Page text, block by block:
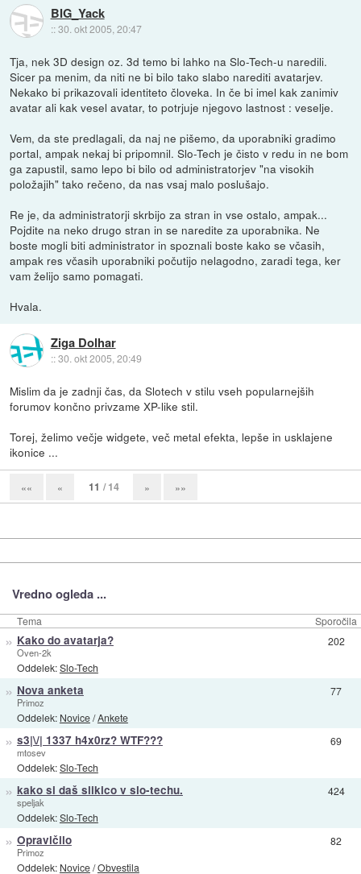
BIG_Yack
::30. okt 2005, 20:47
Tja, nek 3D design oz. 3d temo bi lahko na Slo-Tech-u naredili.
Sicer pa menim, da niti ne bi bilo tako slabo narediti avatarjev.
Nekako bi prikazovali identiteto človeka. In če bi imel kak zanimiv
avatar ali kak vesel avatar, to potrjuje njegovo lastnost : veselje.
Vem, da ste predlagali, da naj ne pišemo, da uporabniki gradimo
portal, ampak nekaj bi pripomnil. Slo-Tech je čisto v redu in ne bom
ga zapustil, samo lepo bi bilo od administratorjev "na visokih
položajih" tako rečeno, da nas vsaj malo poslušajo.
Re je, da administratorji skrbijo za stran in vse ostalo, ampak...
Pojdite na neko drugo stran in se naredite za uporabnika. Ne
boste mogli biti administrator in spoznali boste kako se včasih,
ampak res včasih uporabniki počutijo nelagodno, zaradi tega, ker
vam želijo samo pomagati.
Hvala.
Ziga Dolhar
::30. okt 2005, 20:49
Mislim da je zadnji čas, da Slotech v stilu vseh popularnejših
forumov končno privzame XP-like stil.
Torej, želimo večje widgete, več metal efekta, lepše in usklajene
ikonice ...
«« « 11 / 14 » »»
Vredno ogleda ...
Tema Sporočila
» Kako do avatarja?
Oven-2k
Oddelek:Slo-Tech
202
» Nova anketa
Primoz
Oddelek: Novice/Ankete
77
» s3|\/| 1337 h4x0rz? WTF???
mtosev
Oddelek:Slo-Tech
69
» kako si daš slikico v slo-techu.
speljak
Oddelek:Slo-Tech
424
» Opravičilo
Primoz
Oddelek: Novice/Obvestila
82